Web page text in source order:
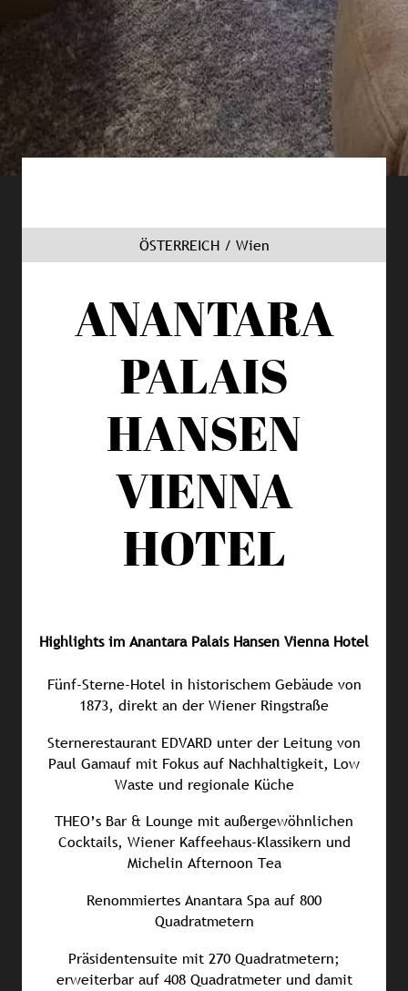
ÖSTERREICH / Wien
ANANTARA
PALAIS
HANSEN
VIENNA
HOTEL
Highlights im Anantara Palais Hansen Vienna Hotel
Fünf-Sterne-Hotel in historischem Gebäude von
1873, direkt an der Wiener Ringstraße
Sternerestaurant EDVARD unter der Leitung von
Paul Gamauf mit Fokus auf Nachhaltigkeit, Low
Waste und regionale Küche
THEO’s Bar & Lounge mit außergewöhnlichen
Cocktails, Wiener Kaffeehaus-Klassikern und
Michelin Afternoon Tea
Renommiertes Anantara Spa auf 800
Quadratmetern
Präsidentensuite mit 270 Quadratmetern;
erweiterbar auf 408 Quadratmeter und damit